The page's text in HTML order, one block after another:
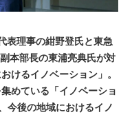
表理事の紺野登氏と東急
本部長の東浦亮典氏が対
けるイノベーション」。
めている「イノベーショ
後の地域におけるイノ